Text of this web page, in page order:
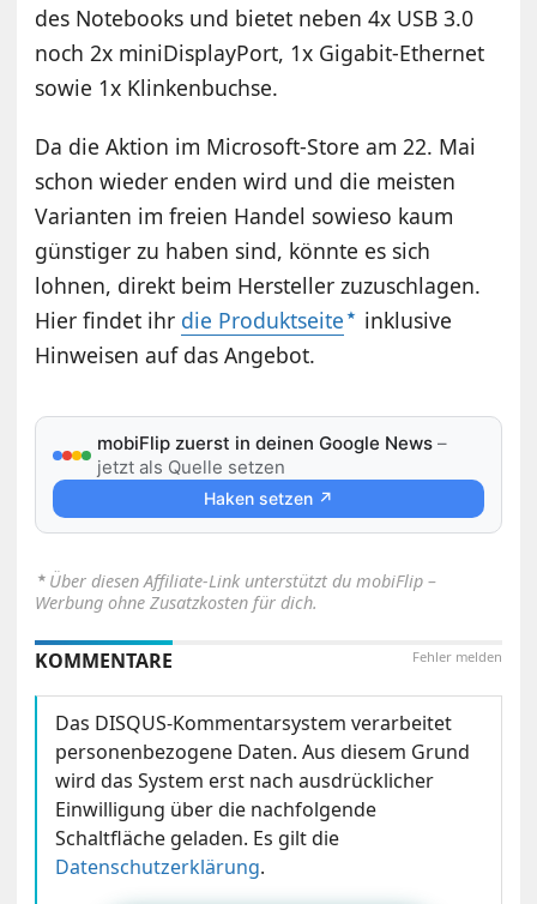
des Notebooks und bietet neben 4x USB 3.0
noch 2x miniDisplayPort, 1x Gigabit-Ethernet
sowie 1x Klinkenbuchse.
Da die Aktion im Microsoft-Store am 22. Mai
schon wieder enden wird und die meisten
Varianten im freien Handel sowieso kaum
günstiger zu haben sind, könnte es sich
lohnen, direkt beim Hersteller zuzuschlagen.
Hier findet ihr die Produktseite
inklusive
Hinweisen auf das Angebot.
mobiFlip zuerst in deinen Google News –
jetzt als Quelle setzen
Haken setzen ↗
⋆ Über diesen Affiliate-Link unterstützt du mobiFlip –
Werbung ohne Zusatzkosten für dich.
Fehler melden
KOMMENTARE
Das DISQUS-Kommentarsystem verarbeitet
personenbezogene Daten. Aus diesem Grund
wird das System erst nach ausdrücklicher
Einwilligung über die nachfolgende
Schaltfläche geladen. Es gilt die
Datenschutzerklärung.